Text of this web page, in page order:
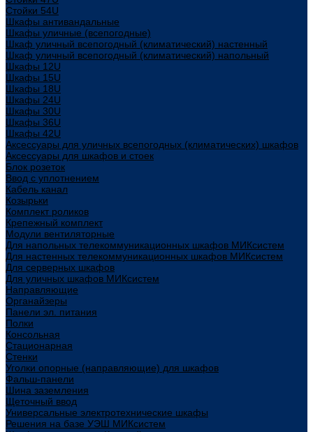
Стойки 54U
Шкафы антивандальные
Шкафы уличные (всепогодные)
Шкаф уличный всепогодный (климатический) настенный
Шкаф уличный всепогодный (климатический) напольный
Шкафы 12U
Шкафы 15U
Шкафы 18U
Шкафы 24U
Шкафы 30U
Шкафы 36U
Шкафы 42U
Аксессуары для уличных всепогодных (климатических) шкафов
Аксессуары для шкафов и стоек
Блок розеток
Ввод с уплотнением
Кабель канал
Козырьки
Комплект роликов
Крепежный комплект
Модули вентиляторные
Для напольных телекоммуникационных шкафов МИКсистем
Для настенных телекоммуникационных шкафов МИКсистем
Для серверных шкафов
Для уличных шкафов МИКсистем
Направляющие
Органайзеры
Панели эл. питания
Полки
Консольная
Стационарная
Стенки
Уголки опорные (направляющие) для шкафов
Фальш-панели
Шина заземления
Щеточный ввод
Универсальные электротехнические шкафы
Решения на базе УЭШ МИКсистем